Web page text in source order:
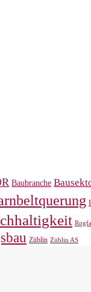
Baubranche
Züblin Züblin AS